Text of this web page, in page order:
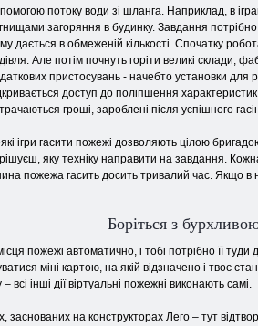
потоку води зі шланга. Наприклад, в
загоряння в будинку. Завдання
дається в обмеженій кількості. Спочатку
Але потім почнуть горіти великі склади,
пристосувань - начебто установки для
доступ до поліпшення
гроші, зароблені після успішного
ігри гасити пожежі дозволяють цілою
яку техніку направити на завдання.
пожежа гасить досить тривалий час. Якщо в
Боріться з
пожежі автоматично, і тобі потрібно її
міні картою, на якій відзначено і твоє
всі інші дії віртуальні пожежні виконають самі.
заснованих на конструкторах Лего – тут